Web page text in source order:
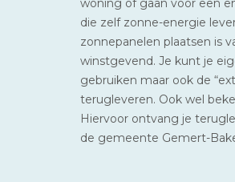
die zelf zonne-energie
zonnepanelen plaatsen is
winstgevend. Je kunt je
gebruiken maar ook de
terugleveren. Ook wel
Hiervoor ontvang je
de gemeente Gemert-